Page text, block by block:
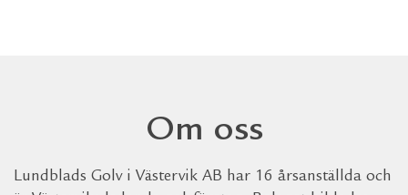
Om oss
Lundblads Golv i Västervik AB har 16 årsanställda och